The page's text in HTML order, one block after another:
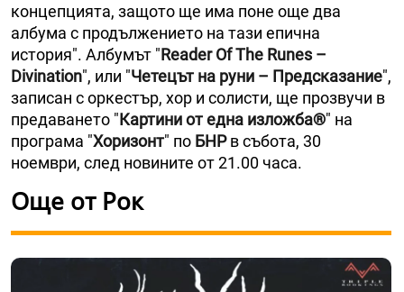
концепцията, защото ще има поне още два
албума с продължението на тази епична
история". Албумът "Reader Оf Тhe Runes –
Divination", или "Четецът на руни – Предсказание",
записан с оркестър, хор и солисти, ще прозвучи в
предаването "Картини от една изложба®" на
програма "Хоризонт" по БНРв събота, 30
ноември, след новините от 21.00 часа.
Още от Рок